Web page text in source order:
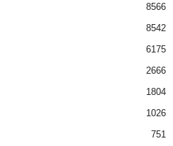
8566
8542
6175
2666
1804
1026
751